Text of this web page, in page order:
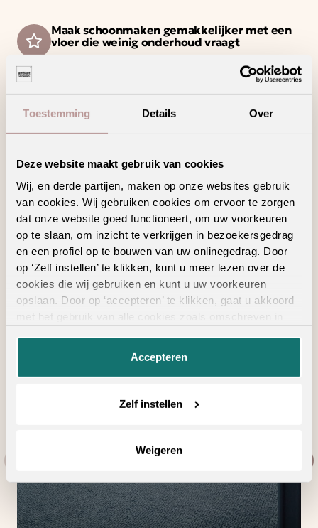
Toestemming Details Over
Deze website maakt gebruik van cookies
Wij, en derde partijen, maken op onze websites gebruik
van cookies. Wij gebruiken cookies om ervoor te zorgen
dat onze website goed functioneert, om uw voorkeuren
op te slaan, om inzicht te verkrijgen in bezoekersgedrag
en een profiel op te bouwen van uw onlinegedrag. Door
op ‘Zelf instellen’ te klikken, kunt u meer lezen over de
cookies die wij gebruiken en kunt u uw voorkeuren
opslaan. Door op ‘accepteren’ te klikken, gaat u akkoord
Accepteren
Zelf instellen
Weigeren
Maak schoonmaken gemakkelijker met een
vloer die weinig onderhoud vraagt
Dé naadloze pvc vloer op 400 cm breed
Creëer jouw unieke woonstijl met dit trendy
decor en/of patroon
Deze vloer haalt het maximale uit jouw
Geschikte
vloertoebehoren